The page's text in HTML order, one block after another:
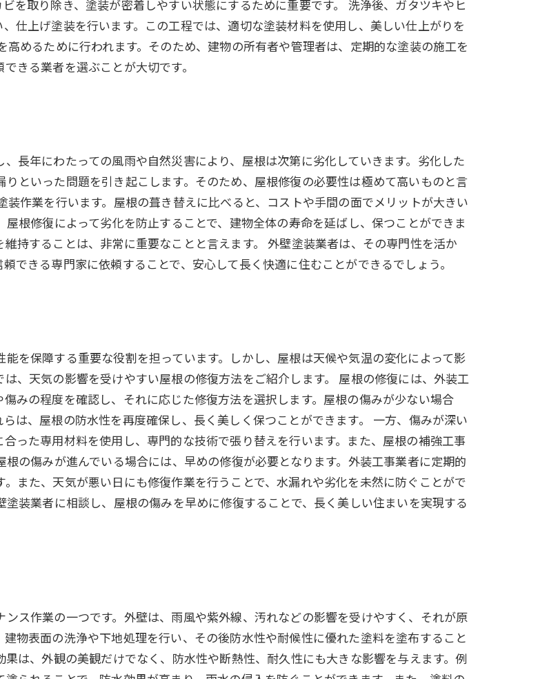
を取り除き、塗装が密着しやすい状態にするために重要です。 洗浄後、ガタツキやヒ
仕上げ塗装を行います。この工程では、適切な塗装材料を使用し、美しい仕上がりを
めるために行われます。そのため、建物の所有者や管理者は、定期的な塗装の施工を
きる業者を選ぶことが大切です。
長年にわたっての風雨や自然災害により、屋根は次第に劣化していきます。劣化した
といった問題を引き起こします。そのため、屋根修復の必要性は極めて高いものと言
作業を行います。屋根の葺き替えに比べると、コストや手間の面でメリットが大きい
根修復によって劣化を防止することで、建物全体の寿命を延ばし、保つことができま
持することは、非常に重要なことと言えます。 外壁塗装業者は、その専門性を活か
できる専門家に依頼することで、安心して長く快適に住むことができるでしょう。
を保障する重要な役割を担っています。しかし、屋根は天候や気温の変化によって影
、天気の影響を受けやすい屋根の修復方法をご紹介します。 屋根の修復には、外装工
みの程度を確認し、それに応じた修復方法を選択します。屋根の傷みが少ない場合
は、屋根の防水性を再度確保し、長く美しく保つことができます。 一方、傷みが深い
った専用材料を使用し、専門的な技術で張り替えを行います。また、屋根の補強工事
の傷みが進んでいる場合には、早めの修復が必要となります。外装工事業者に定期的
また、天気が悪い日にも修復作業を行うことで、水漏れや劣化を未然に防ぐことがで
装業者に相談し、屋根の傷みを早めに修復することで、長く美しい住まいを実現する
ス作業の一つです。外壁は、雨風や紫外線、汚れなどの影響を受けやすく、それが原
物表面の洗浄や下地処理を行い、その後防水性や耐候性に優れた塗料を塗布すること
は、外観の美観だけでなく、防水性や断熱性、耐久性にも大きな影響を与えます。例